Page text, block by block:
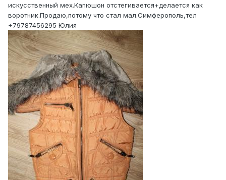
искусственный мех.Капюшон отстегивается+делается как
воротник.Продаю,потому что стал мал.Симферополь,тел
+79787456295 Юлия